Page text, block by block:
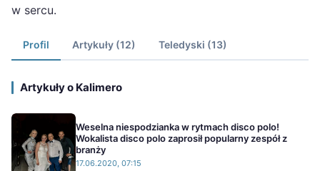
w sercu.
Profil Artykuły (12) Teledyski (13)
Artykuły o Kalimero
Weselna niespodzianka w rytmach disco polo!
Wokalista disco polo zaprosił popularny zespół z
branży
17.06.2020, 07:15